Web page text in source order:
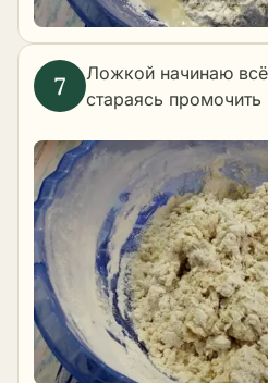
Ложкой начинаю
стараясь